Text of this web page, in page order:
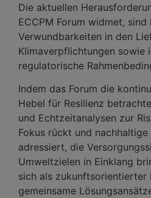
Die aktuellen
ECCPM Forum widmet,
Verwundbarkeiten in den
Klimaverpflichtungen sowie
regulatorische
Indem das Forum die
Hebel für Resilienz
und Echtzeitanalysen zur
Fokus rückt und nachhaltige
adressiert, die
Umweltzielen in Einklang
sich als zukunftsorientierter
gemeinsame